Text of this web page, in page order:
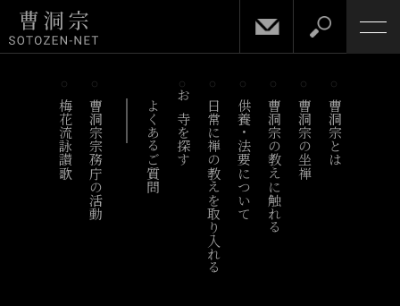
梅花流詠讃歌 曹洞宗宗務庁の活動 よくあるご質問 お寺を探す 日常に禅の教えを取り入れる供養・法要について曹洞宗の教えに触れる 曹洞宗の坐禅 曹洞宗とは